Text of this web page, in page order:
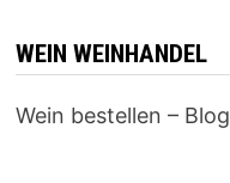
WEIN WEINHANDEL
Wein bestellen – Blog